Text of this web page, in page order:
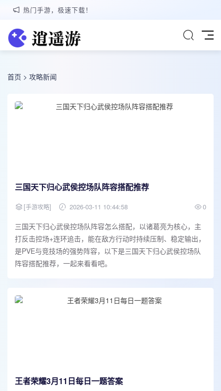
热门手游，极速下载！
首页 > 攻略新闻
三国天下归心武侯控场队阵容搭配推荐
[手游攻略] 2026-03-11 10:44:58 0
三国天下归心武侯控场队阵容怎么搭配，以诸葛亮为核心，主
打反击控场+连环追击，能在敌方行动时持续压制、稳定输出，
是PVE与竞技场的强势阵容，以下是三国天下归心武侯控场队
阵容搭配推荐，一起来看看吧。
王者荣耀3月11日每日一题答案